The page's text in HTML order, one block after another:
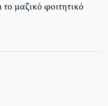
μαζικό φοιτητικό
Κριτικής και Δράσης στην